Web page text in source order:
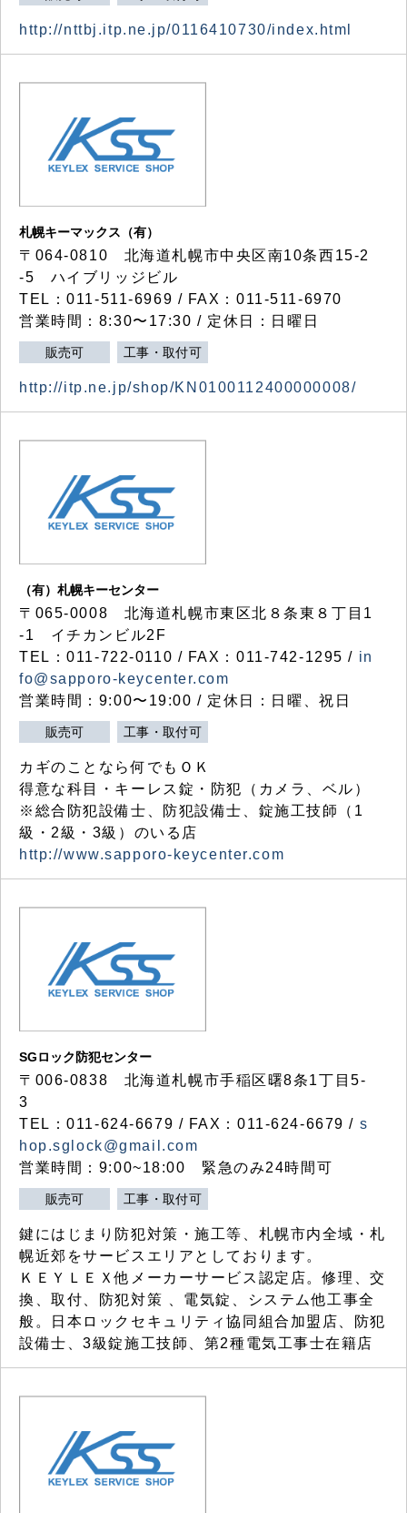
http://nttbj.itp.ne.jp/0116410730/index.html
札幌キーマックス（有）
〒064-0810 北海道札幌市中央区南10条西15-2
-5 ハイブリッジビル
TEL：011-511-6969 / FAX：011-511-6970
営業時間：8:30〜17:30 / 定休日：日曜日
販売可 工事・取付可
http://itp.ne.jp/shop/KN0100112400000008/
（有）札幌キーセンター
〒065-0008 北海道札幌市東区北８条東８丁目1
-1 イチカンビル2F
TEL：011-722-0110 / FAX：011-742-1295 / in
fo@sapporo-keycenter.com
営業時間：9:00〜19:00 / 定休日：日曜、祝日
販売可 工事・取付可
カギのことなら何でもＯＫ
得意な科目・キーレス錠・防犯（カメラ、ベル）
※総合防犯設備士、防犯設備士、錠施工技師（1
級・2級・3級）のいる店
http://www.sapporo-keycenter.com
SGロック防犯センター
〒006-0838 北海道札幌市手稲区曙8条1丁目5-
3
TEL：011-624-6679 / FAX：011-624-6679 / s
hop.sglock@gmail.com
営業時間：9:00~18:00 緊急のみ24時間可
販売可 工事・取付可
鍵にはじまり防犯対策・施工等、札幌市内全域・札
幌近郊をサービスエリアとしております。
ＫＥＹＬＥＸ他メーカーサービス認定店。修理、交
換、取付、防犯対策 、電気錠、システム他工事全
般。日本ロックセキュリティ協同組合加盟店、防犯
設備士、3級錠施工技師、第2種電気工事士在籍店